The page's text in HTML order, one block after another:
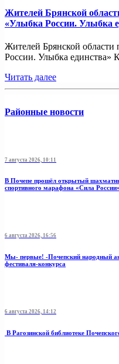
Жителей Брянской
«Улыбка России. Улыбка
Жителей Брянской
России. Улыбка единства»
Читать далее
Районные новости
7 августа 2026, 10:11
В Почепе прошёл открытый
спортивного марафона «Сила России»
6 августа 2026, 16:56
Мы- первые! -Почепский народный
фестиваля-конкурса
6 августа 2026, 14:12
В Рагозинской библиотеке